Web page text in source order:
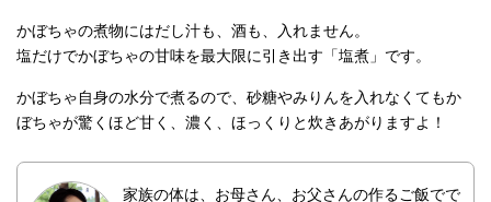
かぼちゃの煮物にはだし汁も、酒も、入れません。
塩だけでかぼちゃの甘味を最大限に引き出す「塩煮」です。
かぼちゃ自身の水分で煮るので、砂糖やみりんを入れなくてもか
ぼちゃが驚くほど甘く、濃く、ほっくりと炊きあがりますよ！
家族の体は、お母さん、お父さんの作るご飯でで